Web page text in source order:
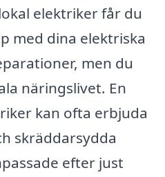
elektriker får du
med dina elektriska
men du
näringslivet. En
kan ofta erbjuda
skräddarsydda
efter just